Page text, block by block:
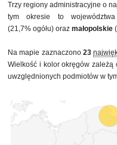
Trzy regiony administracyjne o
tym okresie to
(21,7% ogółu) oraz małopolskie
Na mapie zaznaczono 23
Wielkość i kolor okręgów
uwzględnionych podmiotów w